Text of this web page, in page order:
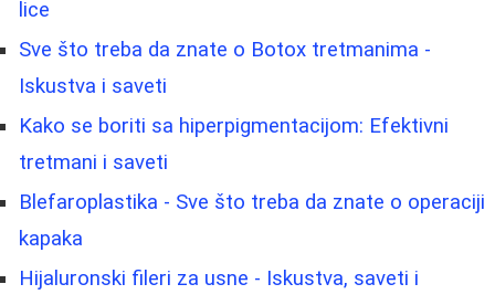
lice
Sve što treba da znate o Botox tretmanima -
Iskustva i saveti
Kako se boriti sa hiperpigmentacijom: Efektivni
tretmani i saveti
Blefaroplastika - Sve što treba da znate o operaciji
kapaka
Hijaluronski fileri za usne - Iskustva, saveti i